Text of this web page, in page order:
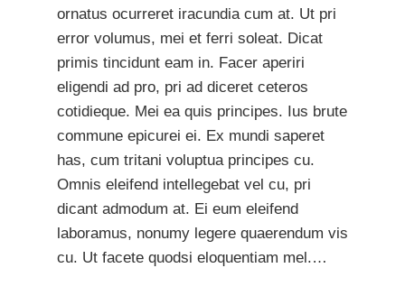
ornatus ocurreret iracundia cum at. Ut pri
error volumus, mei et ferri soleat. Dicat
primis tincidunt eam in. Facer aperiri
eligendi ad pro, pri ad diceret ceteros
cotidieque. Mei ea quis principes. Ius brute
commune epicurei ei. Ex mundi saperet
has, cum tritani voluptua principes cu.
Omnis eleifend intellegebat vel cu, pri
dicant admodum at. Ei eum eleifend
laboramus, nonumy legere quaerendum vis
cu. Ut facete quodsi eloquentiam mel.…